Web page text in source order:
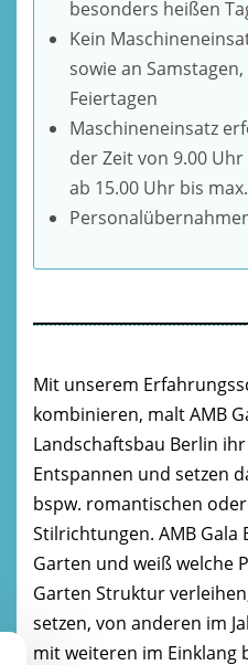
besonders heißen
Kein
sowie an
Feiertagen
Maschineneinsatz
der Zeit von 9.00
ab 15.00 Uhr bis
Mit unserem
kombinieren, malt AMB
Landschaftsbau Berlin
Entspannen und setzen
bspw. romantischen
Stilrichtungen. AMB Gala
Garten und weiß welche
Garten Struktur
setzen, von anderen im
mit weiteren im Einklang